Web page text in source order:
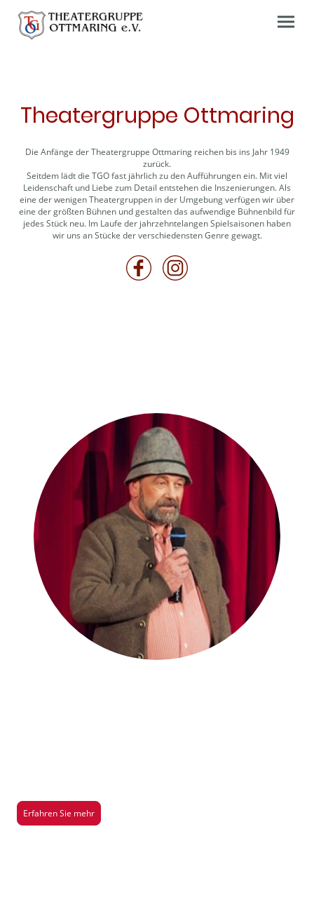
Theatergruppe Ottmaring
Die Anfänge der Theatergruppe Ottmaring reichen bis ins Jahr 1949
zurück.
Seitdem lädt die TGO fast jährlich zu den Aufführungen ein. Mit viel
Leidenschaft und Liebe zum Detail entstehen die Inszenierungen. Als
eine der wenigen Theatergruppen in der Umgebung verfügen wir über
eine der größten Bühnen und gestalten das aufwendige Bühnenbild für
jedes Stück neu. Im Laufe der jahrzehntelangen Spielsaisonen haben
wir uns an Stücke der verschiedensten Genre gewagt.
Erfahren Sie mehr